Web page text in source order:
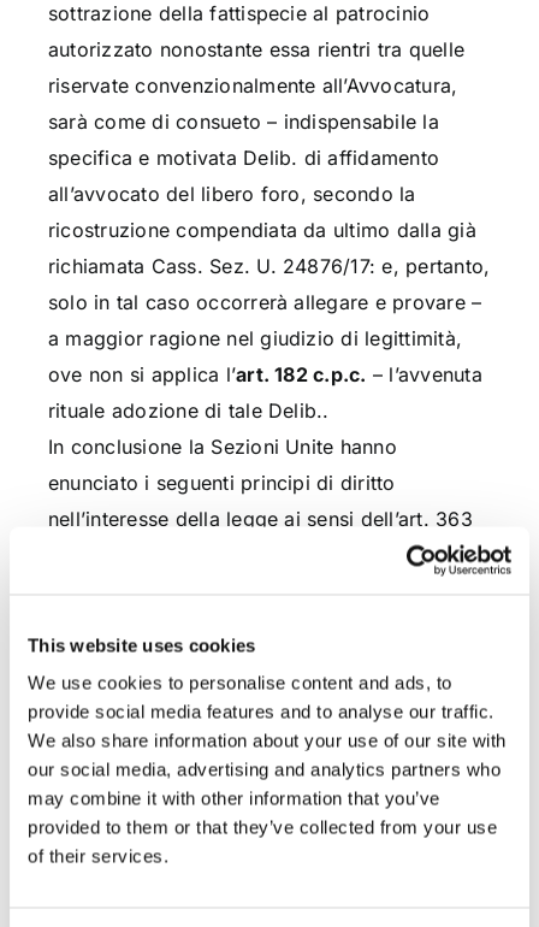
This website uses cookies
We use cookies to personalise content and ads, to
provide social media features and to analyse our traffic.
We also share information about your use of our site with
our social media, advertising and analytics partners who
may combine it with other information that you’ve
provided to them or that they’ve collected from your use
of their services.
sottrazione della fattispecie al patrocinio
autorizzato nonostante essa rientri tra quelle
riservate convenzionalmente all’Avvocatura,
sarà come di consueto – indispensabile la
specifica e motivata Delib. di affidamento
all’avvocato del libero foro, secondo la
ricostruzione compendiata da ultimo dalla già
richiamata Cass. Sez. U. 24876/17: e, pertanto,
solo in tal caso occorrerà allegare e provare –
a maggior ragione nel giudizio di legittimità,
ove non si applica l’art. 182 c.p.c. – l’avvenuta
rituale adozione di tale Delib..
In conclusione la Sezioni Unite hanno
enunciato i seguenti principi di diritto
nell’interesse della legge ai sensi dell’art. 363
impregiudicata la generale
giudizio l’Agenzia delle Entrate Riscossione si
avvale:
dell’Avvocatura dello Stato nei casi
previsti come ad essa riservati dalla
convenzione con questa intervenuta